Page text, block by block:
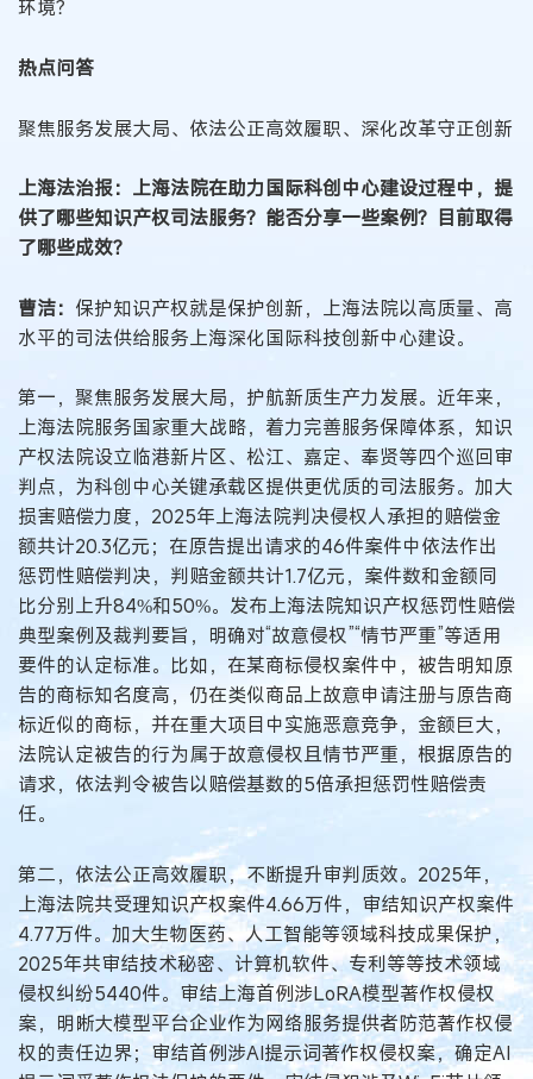
环境？
热点问答
聚焦服务发展大局、依法公正高效履职、深化改革守正创新
上海法治报：上海法院在助力国际科创中心建设过程中，提
供了哪些知识产权司法服务？能否分享一些案例？目前取得
了哪些成效？
曹洁： 保护知识产权就是保护创新，上海法院以高质量、高
水平的司法供给服务上海深化国际科技创新中心建设。
第一，聚焦服务发展大局，护航新质生产力发展。近年来，
上海法院服务国家重大战略，着力完善服务保障体系，知识
产权法院设立临港新片区、松江、嘉定、奉贤等四个巡回审
判点，为科创中心关键承载区提供更优质的司法服务。加大
损害赔偿力度，2025年上海法院判决侵权人承担的赔偿金
额共计20.3亿元；在原告提出请求的46件案件中依法作出
惩罚性赔偿判决，判赔金额共计1.7亿元，案件数和金额同
比分别上升84%和50%。发布上海法院知识产权惩罚性赔偿
典型案例及裁判要旨，明确对“故意侵权”“情节严重”等适用
要件的认定标准。比如，在某商标侵权案件中，被告明知原
告的商标知名度高，仍在类似商品上故意申请注册与原告商
标近似的商标，并在重大项目中实施恶意竞争，金额巨大，
法院认定被告的行为属于故意侵权且情节严重，根据原告的
请求，依法判令被告以赔偿基数的5倍承担惩罚性赔偿责
任。
第二，依法公正高效履职，不断提升审判质效。2025年，
上海法院共受理知识产权案件4.66万件，审结知识产权案件
4.77万件。加大生物医药、人工智能等领域科技成果保护，
2025年共审结技术秘密、计算机软件、专利等等技术领域
侵权纠纷5440件。审结上海首例涉LoRA模型著作权侵权
案，明晰大模型平台企业作为网络服务提供者防范著作权侵
权的责任边界；审结首例涉AI提示词著作权侵权案，确定AI